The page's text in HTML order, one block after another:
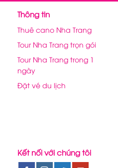
Thông tin
Thuê cano Nha Trang
Tour Nha Trang trọn gói
Tour Nha Trang trong 1
ngày
Đặt vé du lịch
Kết nối với chúng tôi